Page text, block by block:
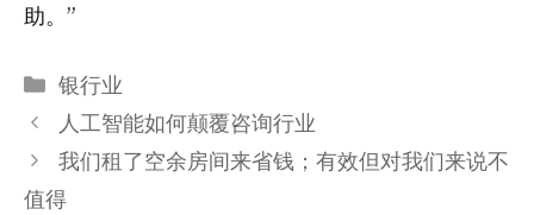
助。”
分
类
银行业
人工智能如何颠覆咨询行业
我们租了空余房间来省钱；有效但对我们来说不
值得